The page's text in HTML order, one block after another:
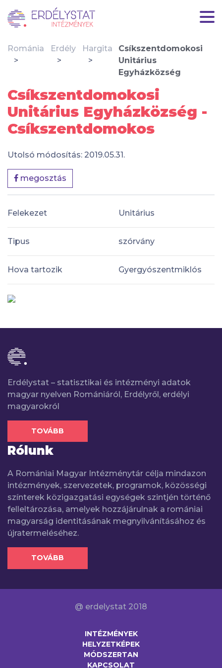
Románia Erdély Hargita
Csíkszentdomokosi
Unitárius
Egyházközség
Csíkszentdomokosi
Unitárius Egyházközség -
Csíkszentdomokos
Utolsó módosítás: 2019.05.31.
megosztás
Felekezet Unitárius
Tipus szórvány
Hova tartozik Gyergyószentmiklós
Erdélystat – statisztikai és intézményi adatok
magyar nyelven Romániáról, Erdélyről, erdélyi
magyarokról
TOVÁBB
Rólunk
A Romániai Magyar Intézménytár célja mindazon
intézmények, szervezetek, programok, közösségi
színterek közigazgatási egységek szintjén történő
felleltározása, amelyek hozzájárulnak a romániai
magyarság identitásának megnyilvánításához és
újratermeléséhez.
TOVÁBB
@ erdelystat 2018
INTÉZMÉNYEK
HELYZETKÉPEK
MÓDSZERTAN
KAPCSOLAT